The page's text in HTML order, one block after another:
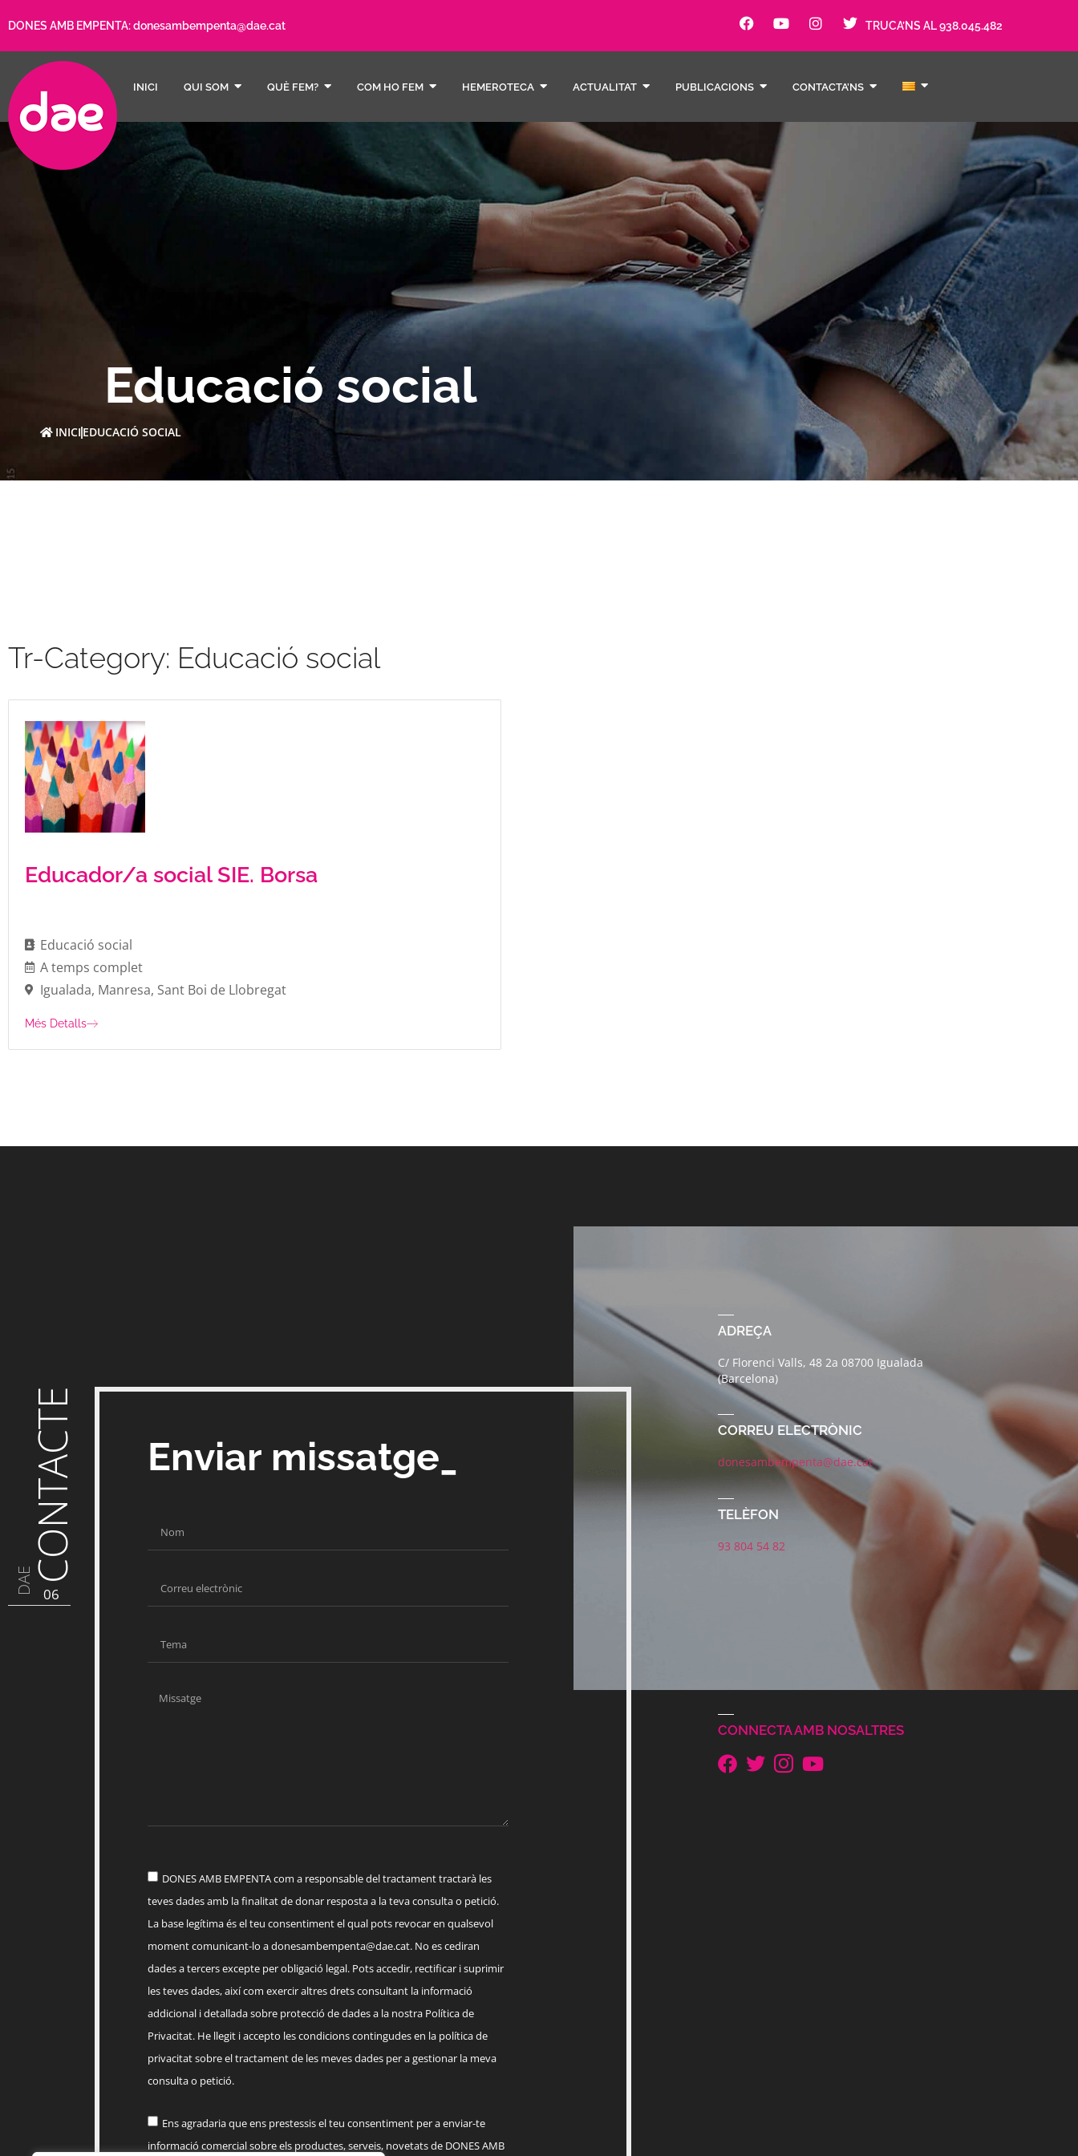
DONES AMB EMPENTA:donesambempenta@dae.cat TRUCA’NS AL 938.045.482
INICI QUI SOM QUÈ FEM? COM HO FEM HEMEROTECA ACTUALITAT PUBLICACIONS CONTACTA’NS
Educació social
INICI EDUCACIÓ SOCIAL
Tr-Category: Educació social
Educador/a social SIE. Borsa
Educació social
A temps complet
Igualada, Manresa, Sant Boi de Llobregat
Més Detalls
DAE CONTACTE
06
Enviar missatge_
DONES AMB EMPENTA com a responsable del tractament tractarà les
teves dades amb la finalitat de donar resposta a la teva consulta o petició.
La base legítima és el teu consentiment el qual pots revocar en qualsevol
moment comunicant-lo adonesambempenta@dae.cat. No es cediran
dades a tercers excepte per obligació legal. Pots accedir, rectificar i suprimir
les teves dades, així com exercir altres drets consultant la informació
addicional i detallada sobre protecció de dades a la nostra Política de
Privacitat. He llegit i accepto les condicions contingudes en la política de
privacitat sobre el tractament de les meves dades per a gestionar la meva
consulta o petició.
Ens agradaria que ens prestessis el teu consentiment per a enviar-te
informació comercial sobre els productes, serveis, novetats de DONES AMB
ADREÇA
C/ Florenci Valls, 48 2a 08700 Igualada
(Barcelona)
CORREU ELECTRÒNIC
donesambempenta@dae.cat
TELÈFON
93 804 54 82
CONNECTA AMB NOSALTRES